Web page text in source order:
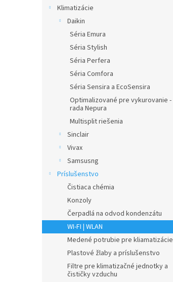
Klimatizácie
Daikin
Séria Emura
Séria Stylish
Séria Perfera
Séria Comfora
Séria Sensira a EcoSensira
Optimalizované pre vykurovanie -
rada Nepura
Multisplit riešenia
Sinclair
Vivax
Samsusng
Príslušenstvo
Čistiaca chémia
Konzoly
Čerpadlá na odvod kondenzátu
WI-FI | WLAN
Medené potrubie pre kliamatizácie
Plastové žlaby a príslušenstvo
Filtre pre klimatizačné jednotky a
čističky vzduchu